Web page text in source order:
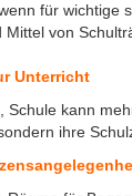
für wichtige
Mittel von
Unterricht
Schule kann
ihre